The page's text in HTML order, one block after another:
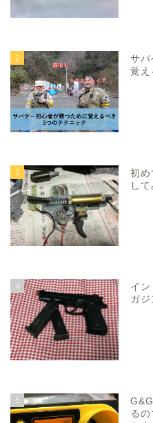
2
サバ
覚え
3
初
し
4
イ
ガジ
5
る